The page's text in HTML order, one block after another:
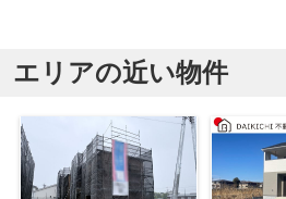
エリアの近い物件